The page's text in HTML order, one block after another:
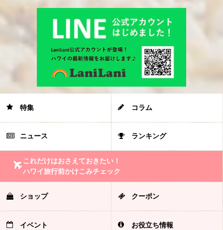
特集 コラム
ニュース ランキング
これだけはおさえておきたい！
ハワイ旅行前かけこみチェック
ショップ クーポン
イベント お役立ち情報